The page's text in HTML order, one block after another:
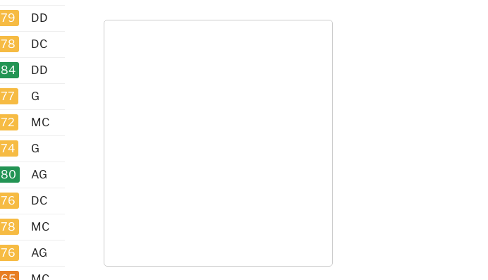
79
DD
78
DC
84
DD
77
G
72
MC
74
G
80
AG
76
DC
78
MC
76
AG